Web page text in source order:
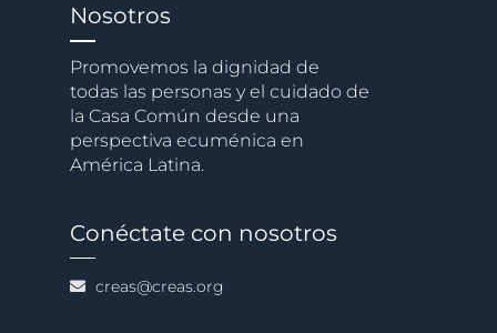
Nosotros
Promovemos la dignidad de
todas las personas y el cuidado de
la Casa Común desde una
perspectiva ecuménica en
América Latina.
Conéctate con nosotros
creas@creas.org